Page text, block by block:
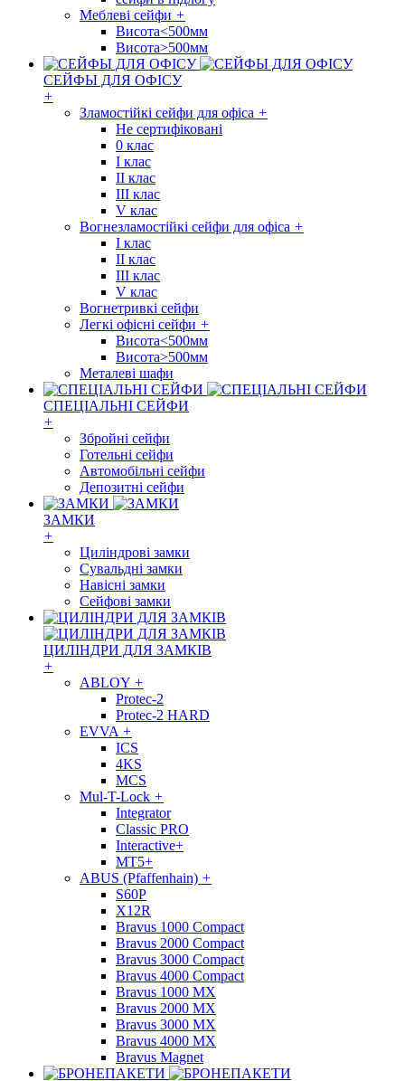
Меблеві сейфи +
Висота<500мм
Висота>500мм
СЕЙФЫ ДЛЯ ОФІСУ
+
Зламостійкі сейфи для офіса +
Не сертифіковані
0 клас
I клас
II клас
III клас
V клас
Вогнезламостійкі сейфи для офіса +
I клас
II клас
III клас
V клас
Вогнетривкі сейфи
Легкі офісні сейфи +
Висота<500мм
Висота>500мм
Металеві шафи
СПЕЦІАЛЬНІ СЕЙФИ
+
Збройні сейфи
Готельні сейфи
Автомобільні сейфи
Депозитні сейфи
ЗАМКИ
+
Циліндрові замки
Сувальдні замки
Навісні замки
Сейфові замки
ЦИЛІНДРИ ДЛЯ ЗАМКІВ
+
ABLOY +
Protec-2
Protec-2 HARD
EVVA +
ICS
4KS
MCS
Mul-T-Lock +
Integrator
Classic PRO
Interactive+
MT5+
ABUS (Pfaffenhain) +
S60P
X12R
Bravus 1000 Compact
Bravus 2000 Compact
Bravus 3000 Compact
Bravus 4000 Compact
Bravus 1000 MX
Bravus 2000 MX
Bravus 3000 MX
Bravus 4000 MX
Bravus Magnet